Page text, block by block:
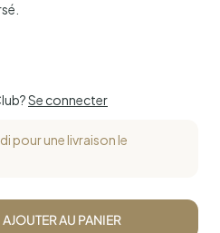
Se connecter
pour une livraison le
AJOUTER AU PANIER